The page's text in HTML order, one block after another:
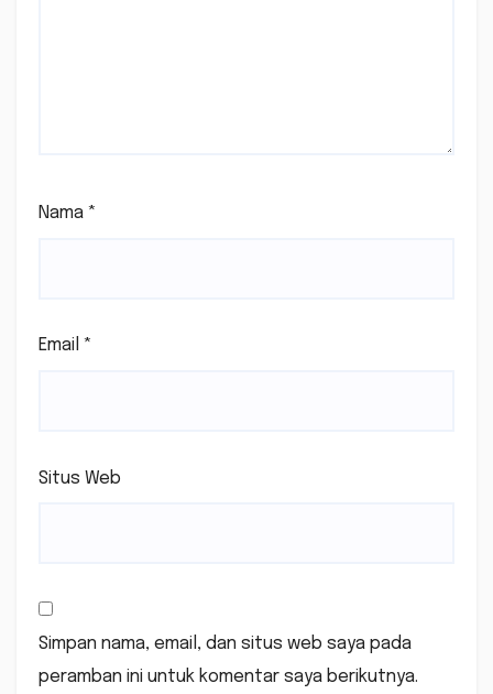
Nama *
Email *
Situs Web
Simpan nama, email, dan situs web saya pada
peramban ini untuk komentar saya berikutnya.